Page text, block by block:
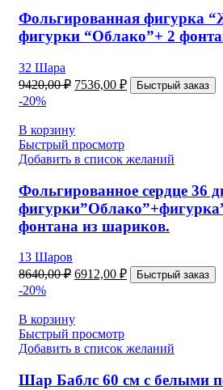
Фольгированная фигурка
фигурки “Облако”+ 2
32 Шара
9420,00₽ 7536,00 ₽ Быстрый заказ
-20%
В корзину
Быстрый просмотр
Добавить в список желаний
Фольгированное сердце 36
фонтана из шариков.
13 Шаров
8640,00₽ 6912,00 ₽ Быстрый заказ
-20%
В корзину
Быстрый просмотр
Добавить в список желаний
Шар Баблс 60 см с белыми